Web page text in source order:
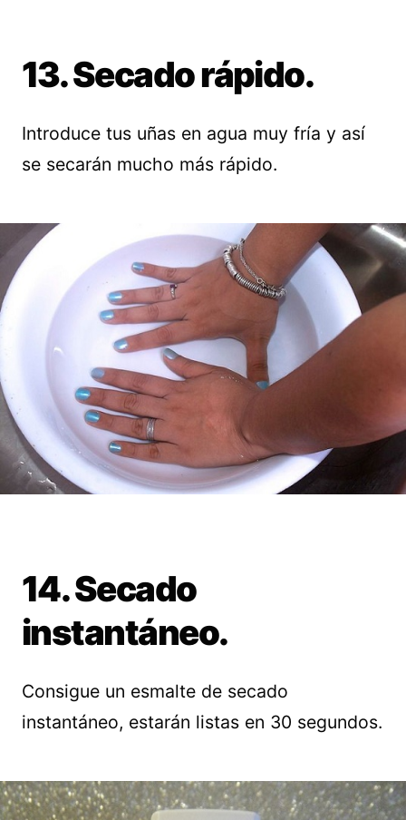
13. Secado rápido.
Introduce tus uñas en agua muy fría y así
se secarán mucho más rápido.
14. Secado
instantáneo.
Consigue un esmalte de secado
instantáneo, estarán listas en 30 segundos.